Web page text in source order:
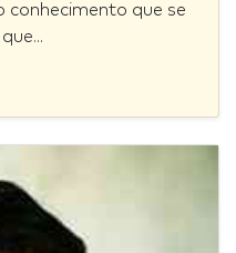
conhecimento que se